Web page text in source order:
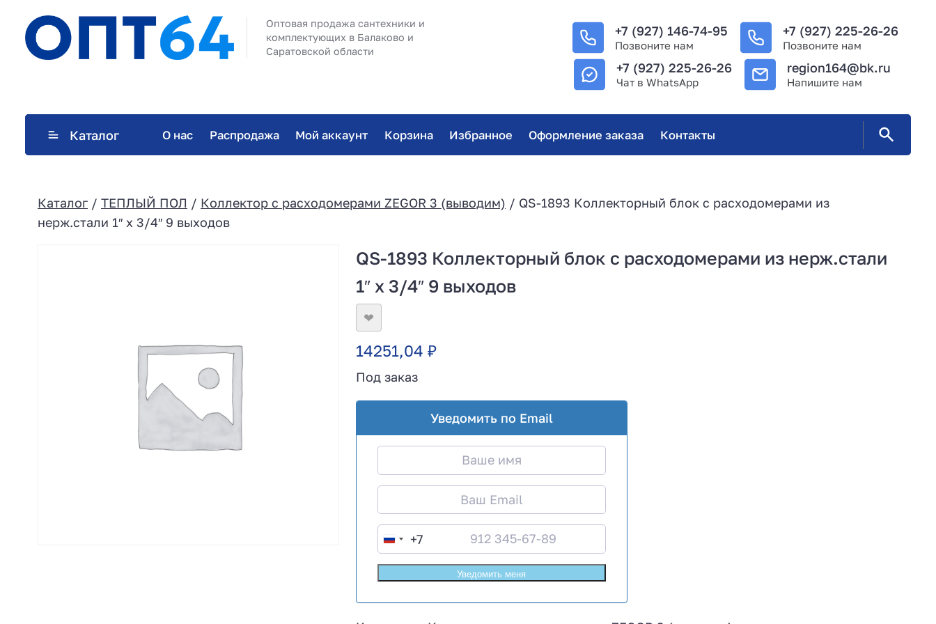
Оптовая продажа сантехники и
комплектующих в Балаково и
Саратовской области
+7 (927) 146-74-95
Позвоните нам
+7 (927) 225-26-26
Позвоните нам
+7 (927) 225-26-26
Чат в WhatsApp
region164@bk.ru
Напишите нам
Каталог О нас Распродажа Мой аккаунт Корзина Избранное Оформление заказа Контакты
Каталог / ТЕПЛЫЙ ПОЛ / Коллектор с расходомерами ZEGOR 3 (выводим) / QS-1893 Коллекторный блок с расходомерами из
нерж.стали 1″ х 3/4″ 9 выходов
QS-1893 Коллекторный блок с расходомерами из нерж.стали
1″ х 3/4″ 9 выходов
❤
14251,04₽
Под заказ
Уведомить по Email
R
u
s
s
+7